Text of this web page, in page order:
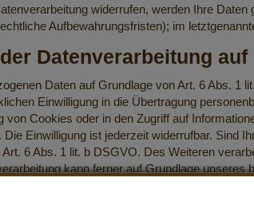
widerrufen, werden Ihre
Aufbewahrungsfristen); im
Datenverarbeitung
Daten auf Grundlage von Art. 6 Abs. 1
Einwilligung in die Übertragung
Cookies oder in den Zugriff auf
Einwilligung ist jederzeit widerrufbar. Sind
6 Abs. 1 lit. b DSGVO. Des Weiteren
kann ferner auf Grundlage
dieser Datenschutzerklärung informiert.